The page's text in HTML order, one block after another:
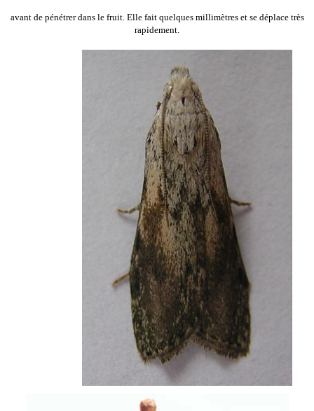
avant de pénétrer dans le fruit. Elle fait quelques millimètres et se déplace très
rapidement.